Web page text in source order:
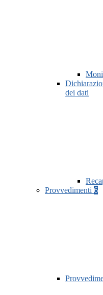
dei dati
Provvedimenti 6